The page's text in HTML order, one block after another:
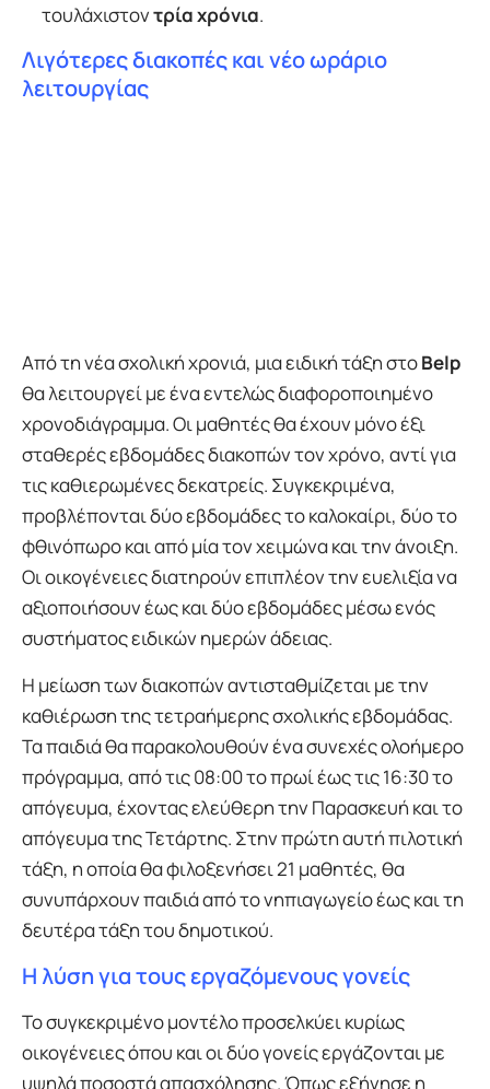
τουλάχιστοντρία χρόνια.
Λιγότερες διακοπές και νέο ωράριο
λειτουργίας
Από τη νέα σχολική χρονιά, μια ειδική τάξη στοBelp
θα λειτουργεί με ένα εντελώς διαφοροποιημένο
χρονοδιάγραμμα. Οι μαθητές θα έχουν μόνο έξι
σταθερές εβδομάδες διακοπών τον χρόνο, αντί για
τις καθιερωμένες δεκατρείς. Συγκεκριμένα,
προβλέπονται δύο εβδομάδες το καλοκαίρι, δύο το
φθινόπωρο και από μία τον χειμώνα και την άνοιξη.
Οι οικογένειες διατηρούν επιπλέον την ευελιξία να
αξιοποιήσουν έως και δύο εβδομάδες μέσω ενός
συστήματος ειδικών ημερών άδειας.
Η μείωση των διακοπών αντισταθμίζεται με την
καθιέρωση της τετραήμερης σχολικής εβδομάδας.
Τα παιδιά θα παρακολουθούν ένα συνεχές ολοήμερο
πρόγραμμα, από τις 08:00 το πρωί έως τις 16:30 το
απόγευμα, έχοντας ελεύθερη την Παρασκευή και το
απόγευμα της Τετάρτης. Στην πρώτη αυτή πιλοτική
τάξη, η οποία θα φιλοξενήσει 21 μαθητές, θα
συνυπάρχουν παιδιά από το νηπιαγωγείο έως και τη
δευτέρα τάξη του δημοτικού.
Η λύση για τους εργαζόμενους γονείς
Το συγκεκριμένο μοντέλο προσελκύει κυρίως
οικογένειες όπου και οι δύο γονείς εργάζονται με
υψηλά ποσοστά απασχόλησης. Όπως εξήγησε η